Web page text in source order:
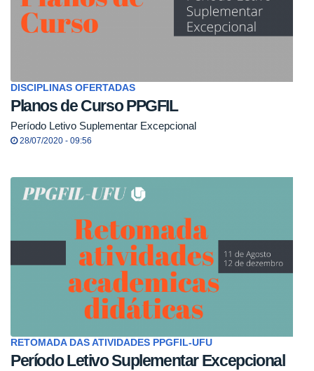
DISCIPLINAS OFERTADAS
Planos de Curso PPGFIL
Período Letivo Suplementar Excepcional
28/07/2020 - 09:56
RETOMADA DAS ATIVIDADES PPGFIL-UFU
Período Letivo Suplementar Excepcional